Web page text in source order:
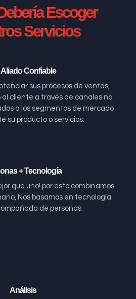
Escoger
Servicios
Confiable
sus procesos de ventas,
al cliente a través de canales no
a los segmentos de mercado
su producto o servicios.
+ Tecnología
que uno! por esto combinamos
Nos basamos en tecnología
de personas.
Análisis